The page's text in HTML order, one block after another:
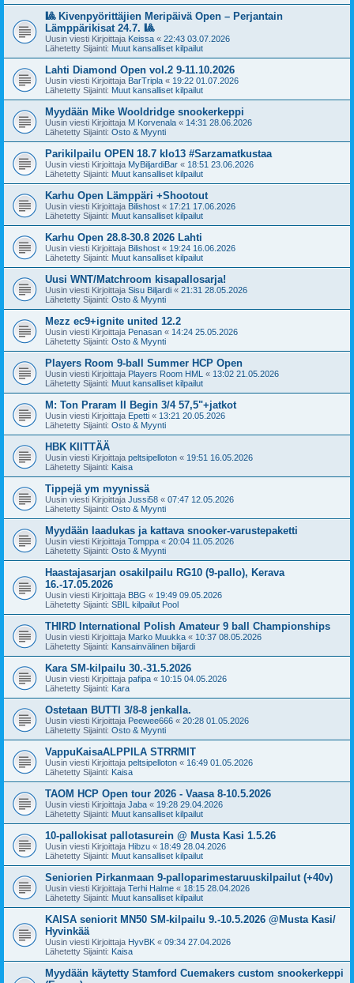
🎱 Kivenpyörittäjien Meripäivä Open – Perjantain
Lämppärikisat 24.7. 🎱
Uusin viesti Kirjoittaja Keissa « 22:43 03.07.2026
Lähetetty Sijainti: Muut kansalliset kilpailut
Lahti Diamond Open vol.2 9-11.10.2026
Uusin viesti Kirjoittaja BarTripla « 19:22 01.07.2026
Lähetetty Sijainti: Muut kansalliset kilpailut
Myydään Mike Wooldridge snookerkeppi
Uusin viesti Kirjoittaja M Korvenala « 14:31 28.06.2026
Lähetetty Sijainti: Osto & Myynti
Parikilpailu OPEN 18.7 klo13 #Sarzamatkustaa
Uusin viesti Kirjoittaja MyBiljardiBar « 18:51 23.06.2026
Lähetetty Sijainti: Muut kansalliset kilpailut
Karhu Open Lämppäri +Shootout
Uusin viesti Kirjoittaja Bilishost « 17:21 17.06.2026
Lähetetty Sijainti: Muut kansalliset kilpailut
Karhu Open 28.8-30.8 2026 Lahti
Uusin viesti Kirjoittaja Bilishost « 19:24 16.06.2026
Lähetetty Sijainti: Muut kansalliset kilpailut
Uusi WNT/Matchroom kisapallosarja!
Uusin viesti Kirjoittaja Sisu Biljardi « 21:31 28.05.2026
Lähetetty Sijainti: Osto & Myynti
Mezz ec9+ignite united 12.2
Uusin viesti Kirjoittaja Penasan « 14:24 25.05.2026
Lähetetty Sijainti: Osto & Myynti
Players Room 9-ball Summer HCP Open
Uusin viesti Kirjoittaja Players Room HML « 13:02 21.05.2026
Lähetetty Sijainti: Muut kansalliset kilpailut
M: Ton Praram II Begin 3/4 57,5"+jatkot
Uusin viesti Kirjoittaja Epetti « 13:21 20.05.2026
Lähetetty Sijainti: Osto & Myynti
HBK KIITTÄÄ
Uusin viesti Kirjoittaja peltsipelloton « 19:51 16.05.2026
Lähetetty Sijainti: Kaisa
Tippejä ym myynissä
Uusin viesti Kirjoittaja Jussi58 « 07:47 12.05.2026
Lähetetty Sijainti: Osto & Myynti
Myydään laadukas ja kattava snooker-varustepaketti
Uusin viesti Kirjoittaja Tomppa « 20:04 11.05.2026
Lähetetty Sijainti: Osto & Myynti
Haastajasarjan osakilpailu RG10 (9-pallo), Kerava
16.-17.05.2026
Uusin viesti Kirjoittaja BBG « 19:49 09.05.2026
Lähetetty Sijainti: SBIL kilpailut Pool
THIRD International Polish Amateur 9 ball Championships
Uusin viesti Kirjoittaja Marko Muukka « 10:37 08.05.2026
Lähetetty Sijainti: Kansainvälinen biljardi
Kara SM-kilpailu 30.-31.5.2026
Uusin viesti Kirjoittaja pafipa « 10:15 04.05.2026
Lähetetty Sijainti: Kara
Ostetaan BUTTI 3/8-8 jenkalla.
Uusin viesti Kirjoittaja Peewee666 « 20:28 01.05.2026
Lähetetty Sijainti: Osto & Myynti
VappuKaisaALPPILA STRRMIT
Uusin viesti Kirjoittaja peltsipelloton « 16:49 01.05.2026
Lähetetty Sijainti: Kaisa
TAOM HCP Open tour 2026 - Vaasa 8-10.5.2026
Uusin viesti Kirjoittaja Jaba « 19:28 29.04.2026
Lähetetty Sijainti: Muut kansalliset kilpailut
10-pallokisat pallotasurein @ Musta Kasi 1.5.26
Uusin viesti Kirjoittaja Hibzu « 18:49 28.04.2026
Lähetetty Sijainti: Muut kansalliset kilpailut
Seniorien Pirkanmaan 9-palloparimestaruuskilpailut (+40v)
Uusin viesti Kirjoittaja Terhi Halme « 18:15 28.04.2026
Lähetetty Sijainti: Muut kansalliset kilpailut
KAISA seniorit MN50 SM-kilpailu 9.-10.5.2026 @Musta Kasi/
Hyvinkää
Uusin viesti Kirjoittaja HyvBK « 09:34 27.04.2026
Lähetetty Sijainti: Kaisa
Myydään käytetty Stamford Cuemakers custom snookerkeppi